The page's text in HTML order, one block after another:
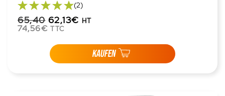
(2)
65,40 62,13€ HT
74,56€ TTC
KAUFEN